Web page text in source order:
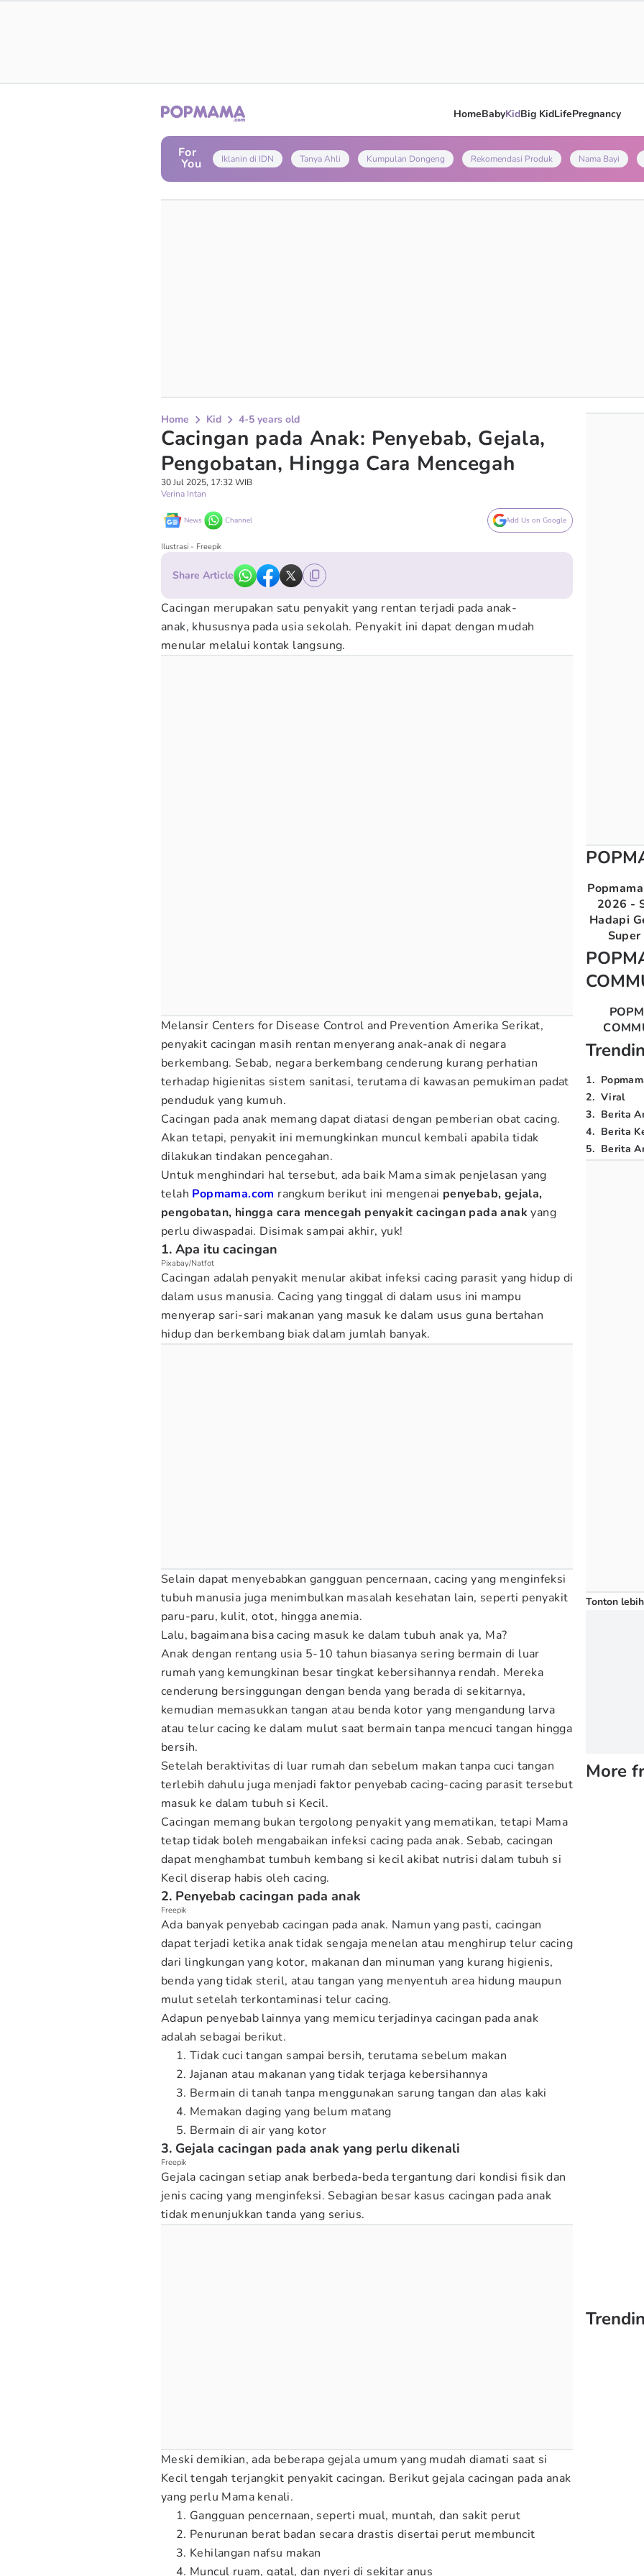
HomeBabyKidBig KidLifePregnancy
For
You Iklanin di IDN Tanya Ahli Kumpulan Dongeng Rekomendasi Produk Nama Bayi
Home Kid 4-5 years old
Cacingan pada Anak: Penyebab, Gejala,
Pengobatan, Hingga Cara Mencegah
30 Jul 2025, 17:32 WIB
Verina Intan
News Channel Add Us on Google
Ilustrasi - Freepik
Share Article
Cacingan merupakan satu penyakit yang rentan terjadi pada anak-
anak, khususnya pada usia sekolah. Penyakit ini dapat dengan mudah
menular melalui kontak langsung.
Melansir Centers for Disease Control and Prevention Amerika Serikat,
penyakit cacingan masih rentan menyerang anak-anak di negara
berkembang. Sebab, negara berkembang cenderung kurang perhatian
terhadap higienitas sistem sanitasi, terutama di kawasan pemukiman padat
penduduk yang kumuh.
Cacingan pada anak memang dapat diatasi dengan pemberian obat cacing.
Akan tetapi, penyakit ini memungkinkan muncul kembali apabila tidak
dilakukan tindakan pencegahan.
Untuk menghindari hal tersebut, ada baik Mama simak penjelasan yang
telah Popmama.com rangkum berikut ini mengenai penyebab, gejala,
pengobatan, hingga cara mencegah penyakit cacingan pada anak yang
perlu diwaspadai. Disimak sampai akhir, yuk!
1. Apa itu cacingan
Pixabay/Natfot
Cacingan adalah penyakit menular akibat infeksi cacing parasit yang hidup di
dalam usus manusia. Cacing yang tinggal di dalam usus ini mampu
menyerap sari-sari makanan yang masuk ke dalam usus guna bertahan
hidup dan berkembang biak dalam jumlah banyak.
Selain dapat menyebabkan gangguan pencernaan, cacing yang menginfeksi
tubuh manusia juga menimbulkan masalah kesehatan lain, seperti penyakit
paru-paru, kulit, otot, hingga anemia.
Lalu, bagaimana bisa cacing masuk ke dalam tubuh anak ya, Ma?
Anak dengan rentang usia 5-10 tahun biasanya sering bermain di luar
rumah yang kemungkinan besar tingkat kebersihannya rendah. Mereka
cenderung bersinggungan dengan benda yang berada di sekitarnya,
kemudian memasukkan tangan atau benda kotor yang mengandung larva
atau telur cacing ke dalam mulut saat bermain tanpa mencuci tangan hingga
bersih.
Setelah beraktivitas di luar rumah dan sebelum makan tanpa cuci tangan
terlebih dahulu juga menjadi faktor penyebab cacing-cacing parasit tersebut
masuk ke dalam tubuh si Kecil.
Cacingan memang bukan tergolong penyakit yang mematikan, tetapi Mama
tetap tidak boleh mengabaikan infeksi cacing pada anak. Sebab, cacingan
dapat menghambat tumbuh kembang si kecil akibat nutrisi dalam tubuh si
Kecil diserap habis oleh cacing.
2. Penyebab cacingan pada anak
Freepik
Ada banyak penyebab cacingan pada anak. Namun yang pasti, cacingan
dapat terjadi ketika anak tidak sengaja menelan atau menghirup telur cacing
dari lingkungan yang kotor, makanan dan minuman yang kurang higienis,
benda yang tidak steril, atau tangan yang menyentuh area hidung maupun
mulut setelah terkontaminasi telur cacing.
Adapun penyebab lainnya yang memicu terjadinya cacingan pada anak
adalah sebagai berikut.
Tidak cuci tangan sampai bersih, terutama sebelum makan
Jajanan atau makanan yang tidak terjaga kebersihannya
Bermain di tanah tanpa menggunakan sarung tangan dan alas kaki
Memakan daging yang belum matang
Bermain di air yang kotor
3. Gejala cacingan pada anak yang perlu dikenali
Freepik
Gejala cacingan setiap anak berbeda-beda tergantung dari kondisi fisik dan
jenis cacing yang menginfeksi. Sebagian besar kasus cacingan pada anak
tidak menunjukkan tanda yang serius.
Meski demikian, ada beberapa gejala umum yang mudah diamati saat si
Kecil tengah terjangkit penyakit cacingan. Berikut gejala cacingan pada anak
yang perlu Mama kenali.
Gangguan pencernaan, seperti mual, muntah, dan sakit perut
Penurunan berat badan secara drastis disertai perut membuncit
Kehilangan nafsu makan
Muncul ruam, gatal, dan nyeri di sekitar anus
2026 -
Hadapi
1.
2. Viral
3. Berita
4. Berita
5. Berita
Tonton
More